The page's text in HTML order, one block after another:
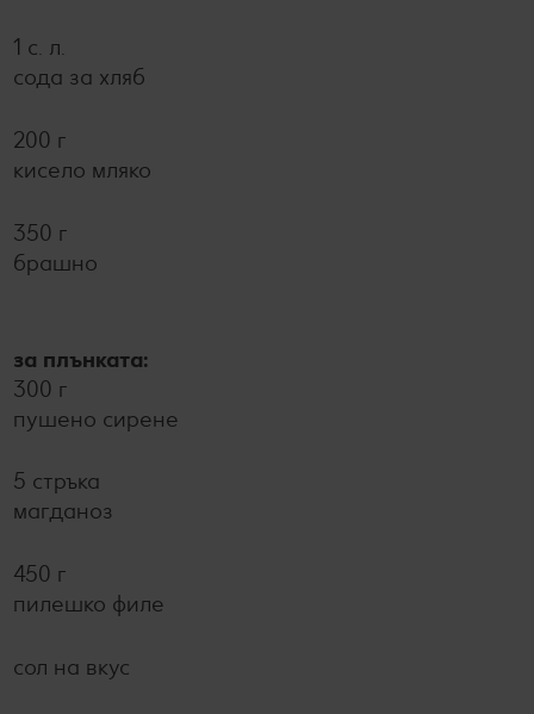
1 с. л.
сода за хляб
200 г
кисело мляко
350 г
брашно
за плънката:
300 г
пушено сирене
5 стръка
магданоз
450 г
пилешко филе
сол на вкус